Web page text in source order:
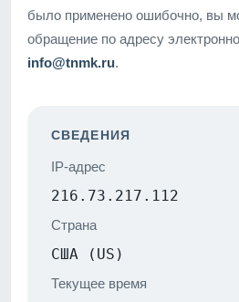
было применено ошибочно, вы
обращение по адресу
info@tnmk.ru.
СВЕДЕНИЯ
IP-адрес
216.73.217.112
Страна
США (US)
Текущее время